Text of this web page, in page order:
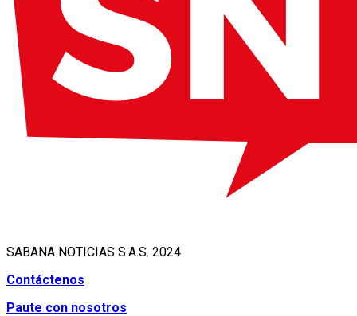
SABANA NOTICIAS S.A.S. 2024
Contáctenos
Paute con nosotros